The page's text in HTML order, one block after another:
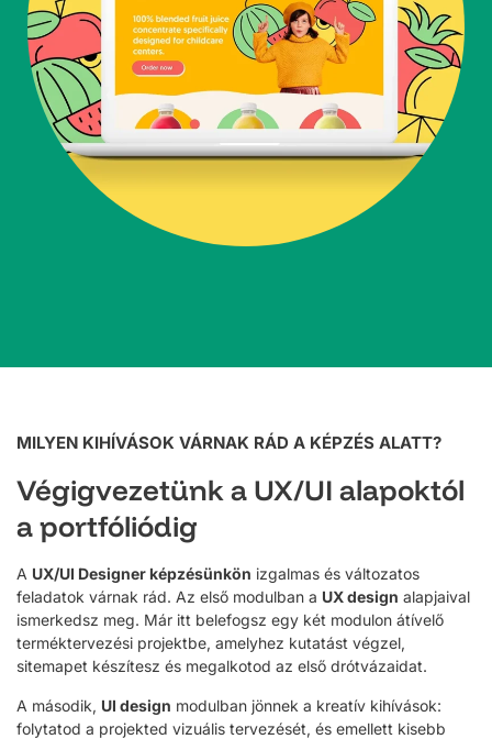
MILYEN KIHÍVÁSOK VÁRNAK RÁD A KÉPZÉS ALATT?
Végigvezetünk a UX/UI alapoktól
a portfóliódig
A UX/UI Designer képzésünkön izgalmas és változatos
feladatok várnak rád. Az első modulban a UX design alapjaival
ismerkedsz meg. Már itt belefogsz egy két modulon átívelő
terméktervezési projektbe, amelyhez kutatást végzel,
sitemapet készítesz és megalkotod az első drótvázaidat.
A második, UI design modulban jönnek a kreatív kihívások:
folytatod a projekted vizuális tervezését, és emellett kisebb